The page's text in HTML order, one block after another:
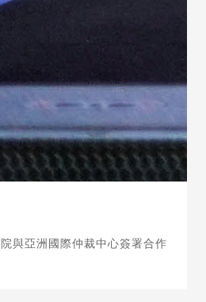
與亞洲國際仲裁中心簽署合作